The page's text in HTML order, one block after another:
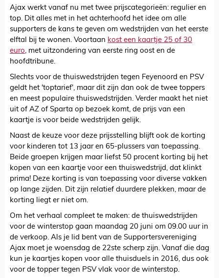
Ajax werkt vanaf nu met twee prijscategorieën: regulier en
top. Dit alles met in het achterhoofd het idee om alle
supporters de kans te geven om wedstrijden van het eerste
elftal bij te wonen. Voortaan kost een kaartje 25 of 30
euro, met uitzondering van eerste ring oost en de
hoofdtribune.
Slechts voor de thuiswedstrijden tegen Feyenoord en PSV
geldt het 'toptarief', maar dit zijn dan ook de twee toppers
en meest populaire thuiswedstrijden. Verder maakt het niet
uit of AZ of Sparta op bezoek komt, de prijs van een
kaartje is voor beide wedstrijden gelijk.
Naast de keuze voor deze prijsstelling blijft ook de korting
voor kinderen tot 13 jaar en 65-plussers van toepassing.
Beide groepen krijgen maar liefst 50 procent korting bij het
kopen van een kaartje voor een thuiswedstrijd, dat klinkt
prima! Deze korting is van toepassing voor diverse vakken
op lange zijden. Dit zijn relatief duurdere plekken, maar de
korting liegt er niet om.
Om het verhaal compleet te maken: de thuiswedstrijden
voor de winterstop gaan maandag 20 juni om 09.00 uur in
de verkoop. Als je lid bent van de Supportersvereniging
Ajax moet je woensdag de 22ste scherp zijn. Vanaf die dag
kun je kaartjes kopen voor alle thuisduels in 2016, dus ook
voor de topper tegen PSV vlak voor de winterstop.